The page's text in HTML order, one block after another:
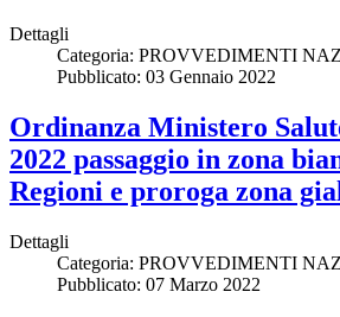
Dettagli
Categoria: PROVVEDIMENTI
Pubblicato: 03 Gennaio 2022
Ordinanza Ministero
2022 passaggio in zona
Regioni e proroga zona
Dettagli
Categoria: PROVVEDIMENTI
Pubblicato: 07 Marzo 2022